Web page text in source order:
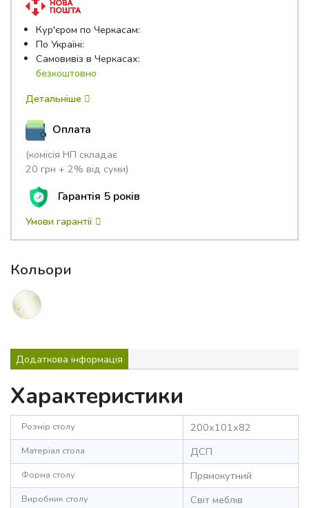
Кур'єром по Черкасам:
По Україні:
Самовивіз в Черкасах:
безкоштовно
Детальніше
Оплата
(комісія НП складає
20 грн + 2% від суми)
Гарантія 5 років
Умови гарантії
Кольори
Додаткова інформація
Характеристики
Розмір столу 200x101x82
Матеріал стола ДСП
Форма столу Прямокутний
Виробник столу Світ меблів